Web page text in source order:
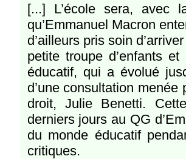
[...] L’école sera, avec
qu’Emmanuel Macron
d’ailleurs pris soin
petite troupe d’enfants
éducatif, qui a évolué
d’une consultation
droit, Julie Benetti.
derniers jours au QG
du monde éducatif
critiques.